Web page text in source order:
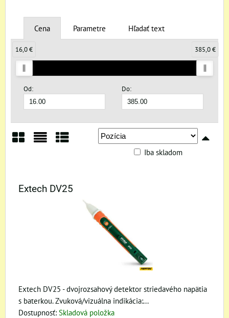
Cena Parametre Hľadať text
Od: Do:
16,0 € 385,0 €
Iba skladom
Extech DV25
Extech DV25 - dvojrozsahový detektor striedavého napätia
s baterkou. Zvuková/vizuálna indikácia:...
Dostupnosť: Skladová položka